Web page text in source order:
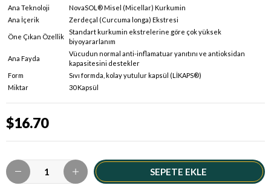
Ana Teknoloji
NovaSOL® Misel (Micellar) Kurkumin
Ana İçerik
Zerdeçal (Curcuma longa) Ekstresi
Öne Çıkan Özellik
Standart kurkumin ekstrelerine göre çok yüksek
biyoyararlanım
Ana Fayda
Vücudun normal anti-inflamatuar yanıtını ve antioksidan
kapasitesini destekler
Form
Sıvı formda, kolay yutulur kapsül (LİKAPS®)
Miktar
30 Kapsül
$16.70